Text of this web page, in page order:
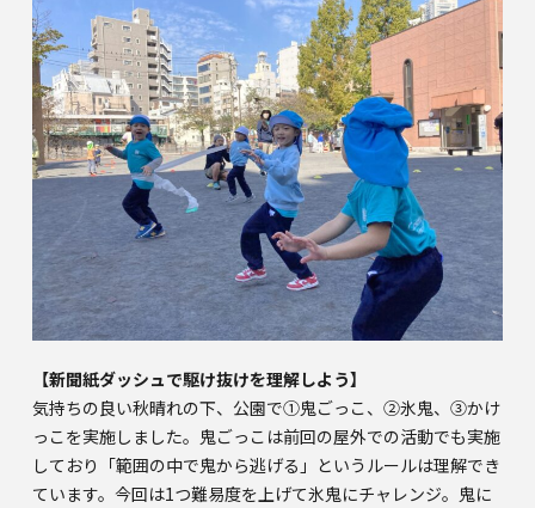
馬車道校
TEL(JP): 045-222-6467
TEL(EN): 045-228-9397
【新聞紙ダッシュで駆け抜けを理解しよう】
気持ちの良い秋晴れの下、公園で①鬼ごっこ、②氷鬼、③かけ
っこを実施しました。鬼ごっこは前回の屋外での活動でも実施
しており「範囲の中で鬼から逃げる」というルールは理解でき
ています。今回は1つ難易度を上げて氷鬼にチャレンジ。鬼に